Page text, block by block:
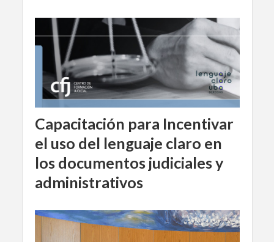
Capacitación para Incentivar
el uso del lenguaje claro en
los documentos judiciales y
administrativos